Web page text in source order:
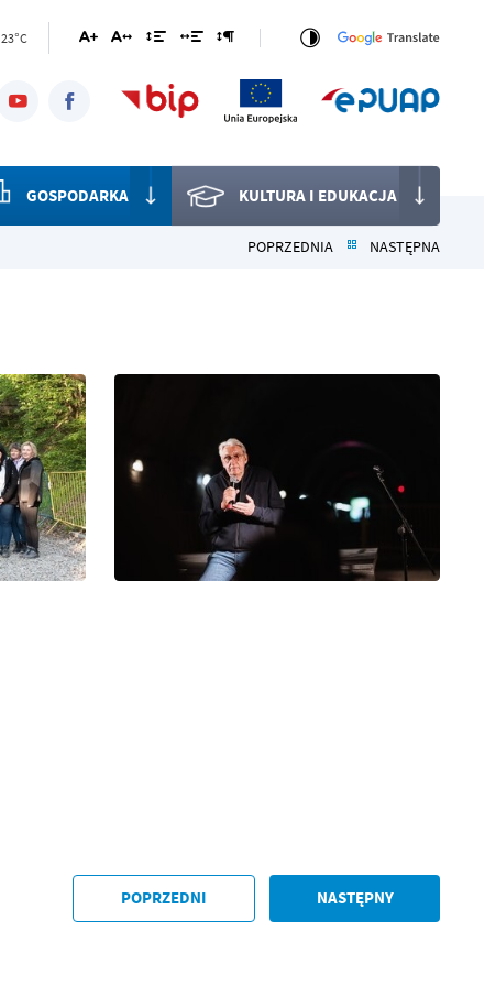
23°C
GOSPODARKA KULTURA I EDUKACJA
POPRZEDNIA NASTĘPNA
POPRZEDNI NASTĘPNY